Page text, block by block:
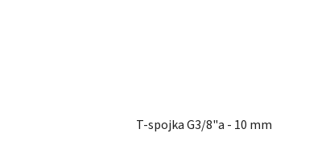
T-spojka G3/8"a - 10 mm